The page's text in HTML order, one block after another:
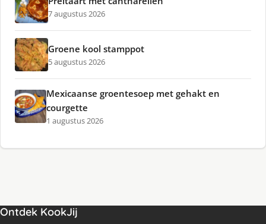
7 augustus 2026
Groene kool stamppot
5 augustus 2026
Mexicaanse groentesoep met gehakt en
courgette
1 augustus 2026
Ontdek KookJij